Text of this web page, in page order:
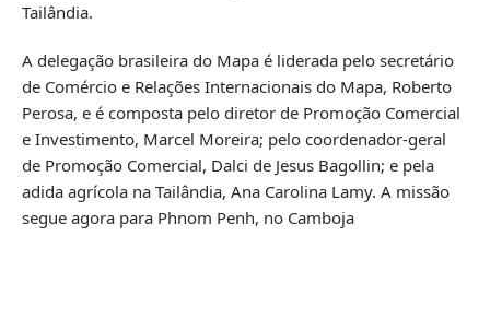
Tailândia.
A delegação brasileira do Mapa é liderada pelo secretário
de Comércio e Relações Internacionais do Mapa, Roberto
Perosa, e é composta pelo diretor de Promoção Comercial
e Investimento, Marcel Moreira; pelo coordenador-geral
de Promoção Comercial, Dalci de Jesus Bagollin; e pela
adida agrícola na Tailândia, Ana Carolina Lamy. A missão
segue agora para Phnom Penh, no Camboja